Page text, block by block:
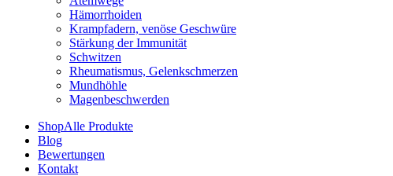
Hämorrhoiden
Krampfadern, venöse Geschwüre
Stärkung der Immunität
Schwitzen
Rheumatismus, Gelenkschmerzen
Mundhöhle
Magenbeschwerden
ShopAlle Produkte
Blog
Bewertungen
Kontakt